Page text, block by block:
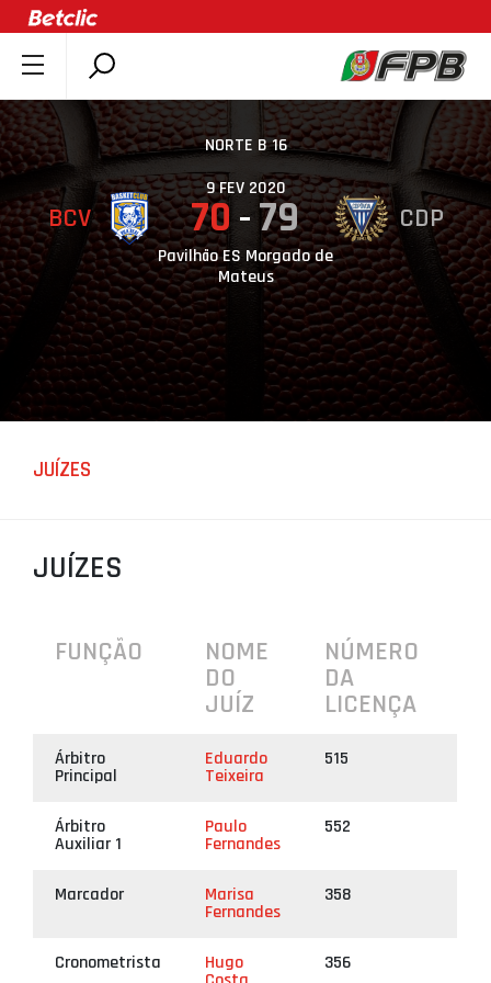
SOBRE A FPB
DOCUMENTOS
ÚLTIMAS
COMPETIÇÕES
ASSOCIAÇÕES
CLUBES
AGENTES
AGENDA
SELEÇÕES
ÁREA TÉCNICA
LIGA BETCLIC MASCULINA
NORTE B 16
9 FEV 2020
BCV 70 79 CDP
Pavilhão ES Morgado de
Mateus
JUÍZES
JUÍZES
FUNÇÃO
NOME
DO
JUÍZ
NÚMERO
DA
LICENÇA
Árbitro
Principal
Eduardo
Teixeira
515
Árbitro
Auxiliar 1
Paulo
Fernandes
552
Marcador Marisa
Fernandes
358
Cronometrista Hugo 356